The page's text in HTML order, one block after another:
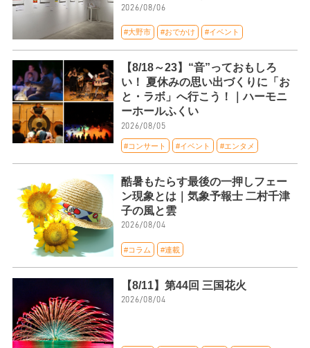
2026/08/06
#大野市 #おでかけ #イベント
【8/18～23】“音”っておもしろ
い！ 夏休みの思い出づくりに「お
と・ラボ」へ行こう！｜ハーモニ
ーホールふくい
2026/08/05
#コンサート #イベント #エンタメ
酷暑もたらす最後の一押しフェー
ン現象とは｜気象予報士 二村千津
子の風と雲
2026/08/04
#コラム #連載
【8/11】第44回 三国花火
2026/08/04